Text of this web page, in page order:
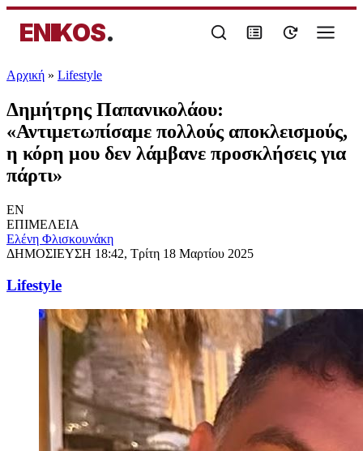
ENIKOS.
Αρχική » Lifestyle
Δημήτρης Παπανικολάου:
«Αντιμετωπίσαμε πολλούς αποκλεισμούς,
η κόρη μου δεν λάμβανε προσκλήσεις για
πάρτι»
EN
ΕΠΙΜΕΛΕΙΑ
Ελένη Φλισκουνάκη
ΔΗΜΟΣΙΕΥΣΗ 18:42, Τρίτη 18 Μαρτίου 2025
Lifestyle